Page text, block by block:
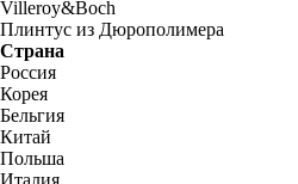
Villeroy&Boch
Плинтус из Дюрополимера
Страна
Россия
Корея
Бельгия
Китай
Польша
Италия